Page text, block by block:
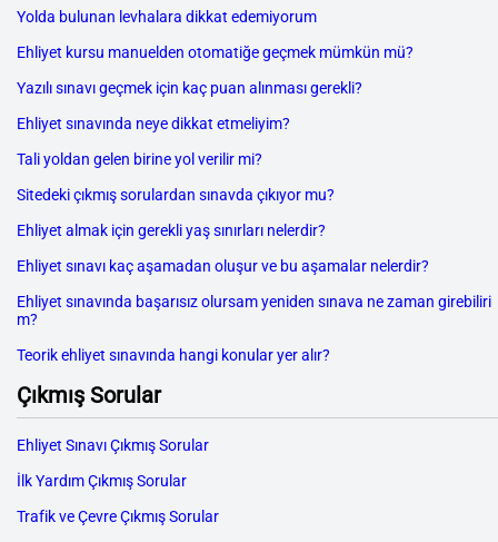
Yolda bulunan levhalara dikkat edemiyorum
Ehliyet kursu manuelden otomatiğe geçmek mümkün mü?
Yazılı sınavı geçmek için kaç puan alınması gerekli?
Ehliyet sınavında neye dikkat etmeliyim?
Tali yoldan gelen birine yol verilir mi?
Sitedeki çıkmış sorulardan sınavda çıkıyor mu?
Ehliyet almak için gerekli yaş sınırları nelerdir?
Ehliyet sınavı kaç aşamadan oluşur ve bu aşamalar nelerdir?
Ehliyet sınavında başarısız olursam yeniden sınava ne zaman girebiliri
m?
Teorik ehliyet sınavında hangi konular yer alır?
Çıkmış Sorular
Ehliyet Sınavı Çıkmış Sorular
İlk Yardım Çıkmış Sorular
Trafik ve Çevre Çıkmış Sorular